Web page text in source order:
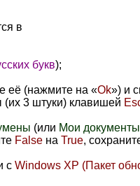
в
букв);
её (нажмите на «Ok») и
(их 3 штуки) клавишей
(или Мои документы
False на True,
с Windows XP (Пакет